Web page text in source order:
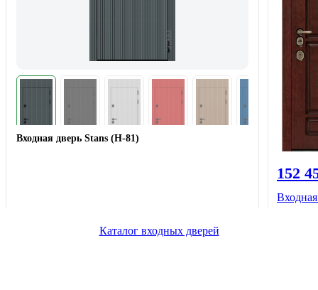
Входная дверь Stans (Н-81)
152
Каталог входных дверей